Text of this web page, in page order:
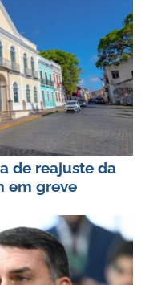
de reajuste da
em greve